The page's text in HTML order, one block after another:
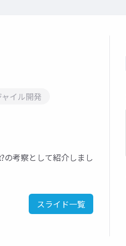
イル開発
考察として紹介しまし
スライド一覧